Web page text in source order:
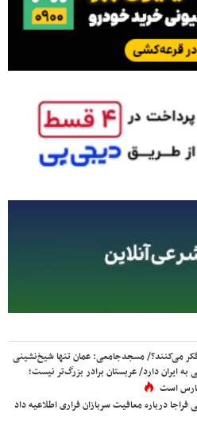
می‌کنند؟/ مسجدجامعی: عمان تنها شیخ‌نشینی
به ایران دارد/ عربستان برادر بزرگ‌تر نیست؛
است
درباره معافیت سربازان فراری اطلاعیه داد